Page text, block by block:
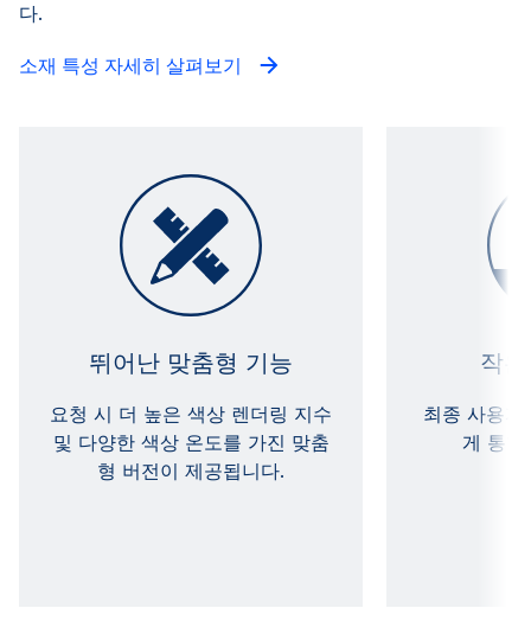
다.
소재 특성 자세히 살펴보기
뛰어난 맞춤형 기능
요청 시 더 높은 색상 렌더링 지수
및 다양한 색상 온도를 가진 맞춤
형 버전이 제공됩니다.
작
최종 사용
게 통합